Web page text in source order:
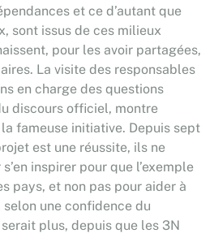
et ce d’autant que
sont issus de ces milieux
pour les avoir partagées,
La visite des responsables
en charge des questions
discours officiel, montre
fameuse initiative. Depuis sept
est une réussite, ils ne
inspirer pour que l’exemple
pays, et non pas pour aider à
une confidence du
plus, depuis que les 3N